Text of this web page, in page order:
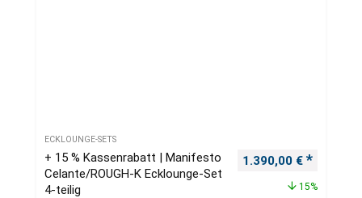
ECKLOUNGE-SETS
+ 15 % Kassenrabatt | Manifesto
Celante/ROUGH-K Ecklounge-Set
4-teilig
Ursprünglicher
1.390,00 €
15%